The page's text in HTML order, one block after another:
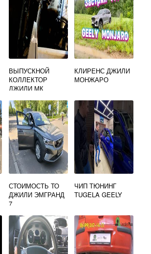
ВЫПУСКНОЙ
КОЛЛЕКТОР
ДЖИЛИ МК
КЛИРЕНС ДЖИЛИ
МОНЖАРО
СТОИМОСТЬ ТО
ДЖИЛИ ЭМГРАНД
7
ЧИП ТЮНИНГ
TUGELA GEELY